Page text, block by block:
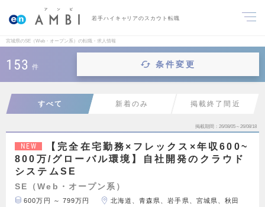
若手ハイキャリアのスカウト転職
宮城県のSE（Web・オープン系）の転職・求人情報
153 件 条件変更
すべて 新着のみ 掲載終了間近
掲載期間 26/08/05～26/08/18
NEW
【完全在宅勤務×フレックス×年収600~
800万/グローバル環境】自社開発のクラウド
システムSE
SE（Web・オープン系）
600万円 ～ 799万円
北海道、青森県、岩手県、宮城県、秋田